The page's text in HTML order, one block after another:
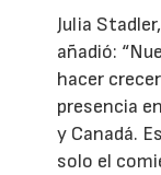
Julia
añadió:
hacer
presencia
y Canadá.
solo el